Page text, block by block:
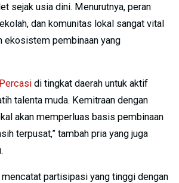
sejak usia dini. Menurutnya, peran
dan komunitas lokal sangat vital
ekosistem pembinaan yang
Percasi di tingkat daerah untuk aktif
talenta muda. Kemitraan dengan
akan memperluas basis pembinaan
terpusat,” tambah pria yang juga
partisipasi yang tinggi dengan